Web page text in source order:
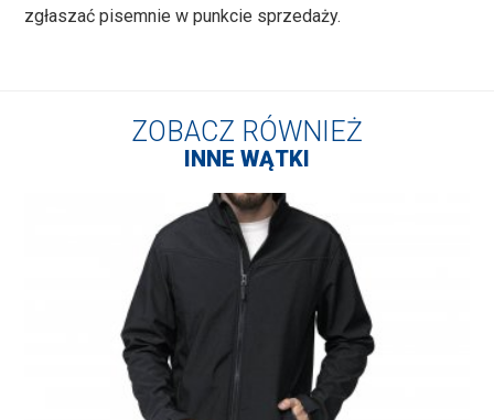
zgłaszać pisemnie w punkcie sprzedaży.
ZOBACZ RÓWNIEŻ
INNE WĄTKI